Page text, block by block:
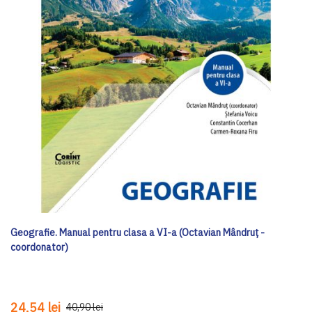
Geografie. Manual pentru clasa a VI-a (Octavian Mândruţ -
coordonator)
24,54 lei 40,90 lei